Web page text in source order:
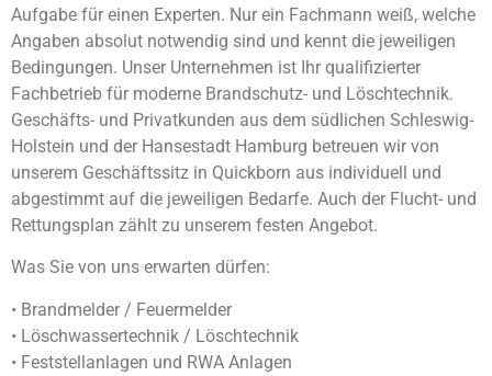
Aufgabe für einen Experten. Nur ein Fachmann weiß, welche
Angaben absolut notwendig sind und kennt die jeweiligen
Bedingungen. Unser Unternehmen ist Ihr qualifizierter
Fachbetrieb für moderne Brandschutz- und Löschtechnik.
Geschäfts- und Privatkunden aus dem südlichen Schleswig-
Holstein und der Hansestadt Hamburg betreuen wir von
unserem Geschäftssitz in Quickborn aus individuell und
abgestimmt auf die jeweiligen Bedarfe. Auch der Flucht- und
Rettungsplan zählt zu unserem festen Angebot.
Was Sie von uns erwarten dürfen:
• Brandmelder / Feuermelder
• Löschwassertechnik / Löschtechnik
• Feststellanlagen und RWA Anlagen